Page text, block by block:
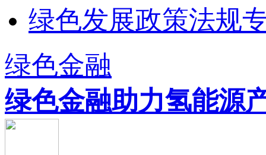
绿色发展政策法规
绿色金融
绿色金融助力氢能源